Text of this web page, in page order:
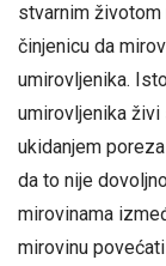
stvarnim životom
činjenicu da
umirovljenika.
umirovljenika živi
ukidanjem
da to nije
mirovinama
mirovinu